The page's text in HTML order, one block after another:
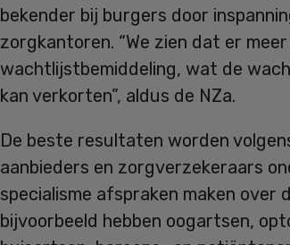
bekender bij burgers door
zorgkantoren. “We zien dat er
wachtlijstbemiddeling, wat de
kan verkorten”, aldus de NZa.
De beste resultaten worden
aanbieders en zorgverzekeraars
specialisme afspraken maken
bijvoorbeeld hebben oogartsen,